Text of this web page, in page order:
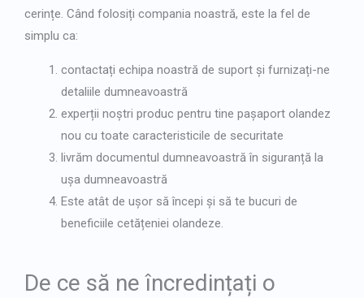
cerințe. Când folosiți compania noastră, este la fel de
simplu ca:
contactați echipa noastră de suport și furnizați-ne
detaliile dumneavoastră
experții noștri produc pentru tine pașaport olandez
nou cu toate caracteristicile de securitate
livrăm documentul dumneavoastră în siguranță la
ușa dumneavoastră
Este atât de ușor să începi și să te bucuri de
beneficiile cetățeniei olandeze.
De ce să ne încredințați o